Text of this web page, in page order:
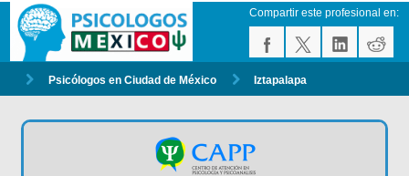
Compartir este profesional en:
Psicólogos en Ciudad de México Iztapalapa